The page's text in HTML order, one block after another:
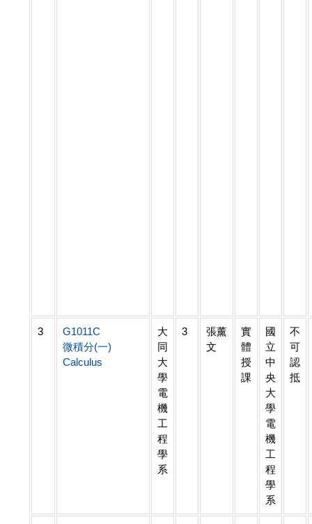
3
G1011C
微積分(一)
Calculus
大
同
大
學
電
機
工
程
學
系
3
張薰
文
實
體
授
課
國
立
中
央
大
學
電
機
工
程
學
系
不
可
認
抵